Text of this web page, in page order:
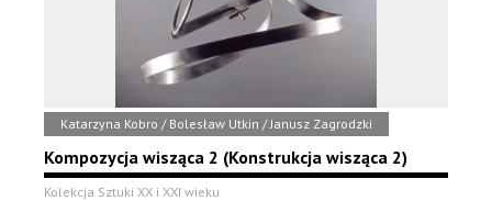
Katarzyna Kobro / Bolesław Utkin / Janusz Zagrodzki
Kompozycja wisząca 2 (Konstrukcja wisząca 2)
Kolekcja Sztuki XX i XXI wieku